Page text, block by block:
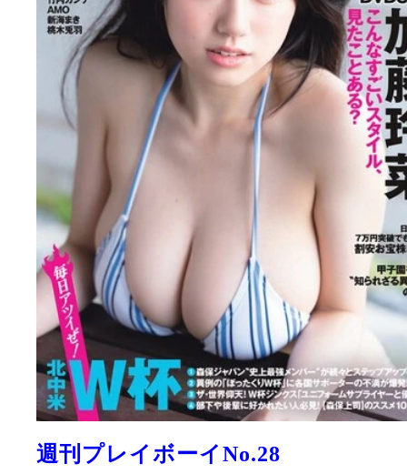
週刊プレイボーイNo.28